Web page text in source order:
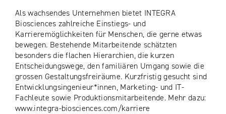
Als wachsendes Unternehmen bietet INTEGRA
Biosciences zahlreiche Einstiegs- und
Karrieremöglichkeiten für Menschen, die gerne etwas
bewegen. Bestehende Mitarbeitende schätzten
besonders die flachen Hierarchien, die kurzen
Entscheidungswege, den familiären Umgang sowie die
grossen Gestaltungsfreiräume. Kurzfristig gesucht sind
Entwicklungsingenieur*innen, Marketing- und IT-
Fachleute sowie Produktionsmitarbeitende. Mehr dazu:
www.integra-biosciences.com/karriere